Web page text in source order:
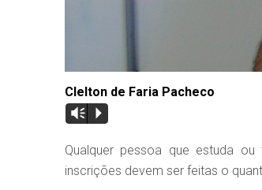
Clelton de Faria Pacheco
Vm P
Qualquer pessoa que estuda
inscrições devem ser feitas o